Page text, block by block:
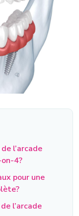
l’arcade
4?
pour une
l’arcade